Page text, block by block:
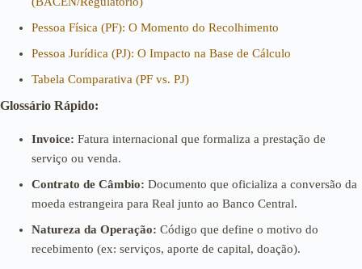
Pessoa Física (PF): O Momento do Recolhimento
Pessoa Jurídica (PJ): O Impacto na Base de Cálculo
Tabela Comparativa (PF vs. PJ)
Glossário Rápido:
Invoice: Fatura internacional que formaliza a prestação de
serviço ou venda.
Contrato de Câmbio: Documento que oficializa a conversão da
moeda estrangeira para Real junto ao Banco Central.
Natureza da Operação: Código que define o motivo do
recebimento (ex: serviços, aporte de capital, doação).